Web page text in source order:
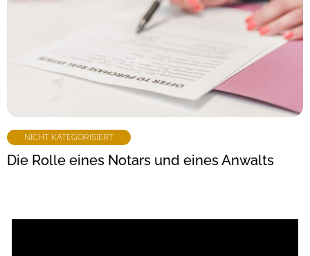
NICHT KATEGORISIERT
Die Rolle eines Notars und eines Anwalts